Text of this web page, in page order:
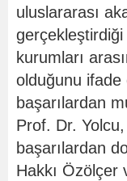
uluslararası
kurumları
olduğunu
başarılardan
Prof. Dr.
başarılardan
Hakkı Özölçer